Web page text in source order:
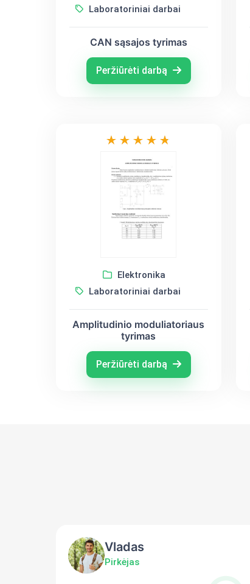
Laboratoriniai darbai
CAN sąsajos tyrimas
Peržiūrėti darbą
Elektronika
Laboratoriniai darbai
Amplitudinio moduliatoriaus
tyrimas
Peržiūrėti darbą
Vladas
Pirkėjas